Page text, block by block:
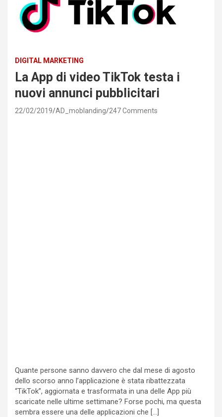
DIGITAL MARKETING
La App di video TikTok testa i
nuovi annunci pubblicitari
22/02/2019 AD_moblanding 247 Comments
Quante persone sanno davvero che dal mese di agosto
dello scorso anno l’applicazione è stata ribattezzata
“TikTok”, aggiornata e trasformata in una delle App più
scaricate nelle ultime settimane? Forse pochi, ma questa
sembra essere una delle applicazioni che […]